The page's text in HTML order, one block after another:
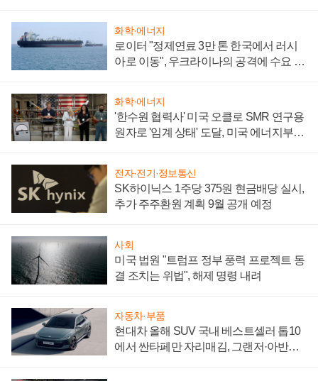
화학·에너지
로이터 "정제연료 3만 톤 한국에서 러시
아로 이동", 우크라이나의 공격에 수요 늘
화학·에너지
'한수원 협력사' 미국 오클로 SMR 연구용
원자로 '임계 상태' 도달, 미국 에너지부
전자·전기·정보통신
SK하이닉스 1주당 375원 현금배당 실시,
추가 주주환원 계획 9월 공개 예정
사회
미국 법원 "트럼프 정부 풍력 프로젝트 동
결 조치는 위법", 해제 명령 내려
자동차·부품
현대차 올해 SUV 국내 베스트셀러 톱10
에서 싼타페만 자리매김, 그랜저·아반떼